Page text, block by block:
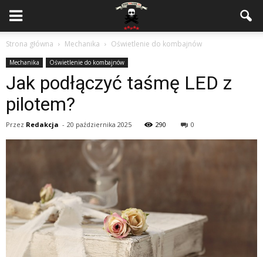
Strona główna Mechanika Oświetlenie do kombajnów
Mechanika Oświetlenie do kombajnów
Jak podłączyć taśmę LED z
pilotem?
Przez Redakcja - 20 października 2025 290 0